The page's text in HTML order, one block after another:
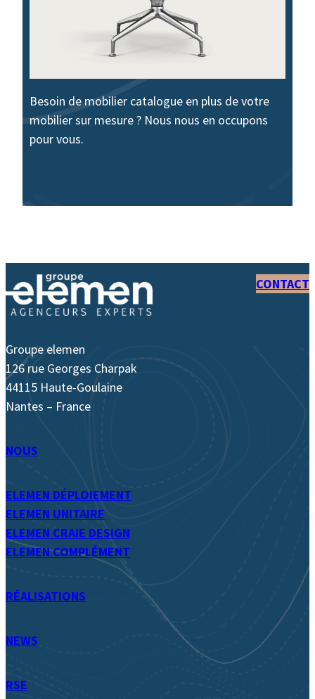
Besoin de mobilier catalogue en plus de votre
mobilier sur mesure ? Nous nous en occupons
pour vous.
CONTACT
Groupe elemen
126 rue Georges Charpak
44115 Haute-Goulaine
Nantes – France
NOUS
ELEMEN DÉPLOIEMENT
ELEMEN UNITAIRE
ELEMEN CRAIE DESIGN
ELEMEN COMPLÉMENT
RÉALISATIONS
NEWS
RSE